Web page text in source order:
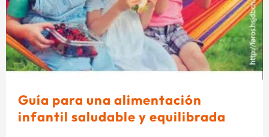
Guía para una alimentación
infantil saludable y equilibrada